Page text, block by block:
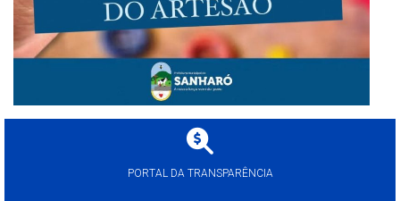
PORTAL DA TRANSPARÊNCIA